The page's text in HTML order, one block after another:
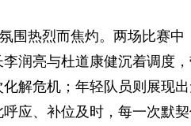
热烈而焦灼。两场比赛中
润亮与杜道康健沉着调度
解危机；年轻队员则展现
应、补位及时，每一次默